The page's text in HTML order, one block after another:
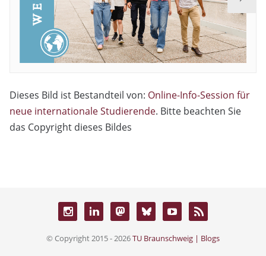
Dieses Bild ist Bestandteil von: Online-Info-Session für
neue internationale Studierende. Bitte beachten Sie
das Copyright dieses Bildes
© Copyright 2015 - 2026TU Braunschweig | Blogs